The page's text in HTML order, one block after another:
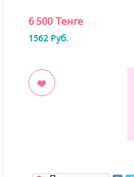
6 500 Тенге
1562 Руб.